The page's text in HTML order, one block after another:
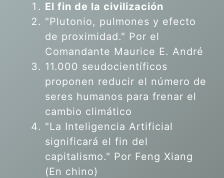
El fin de la civilización
"Plutonio, pulmones y efecto
de proximidad." Por el
Comandante Maurice E. André
11.000 seudocientíficos
proponen reducir el número de
seres humanos para frenar el
cambio climático
"La Inteligencia Artificial
significará el fin del
capitalismo." Por Feng Xiang
(En chino)